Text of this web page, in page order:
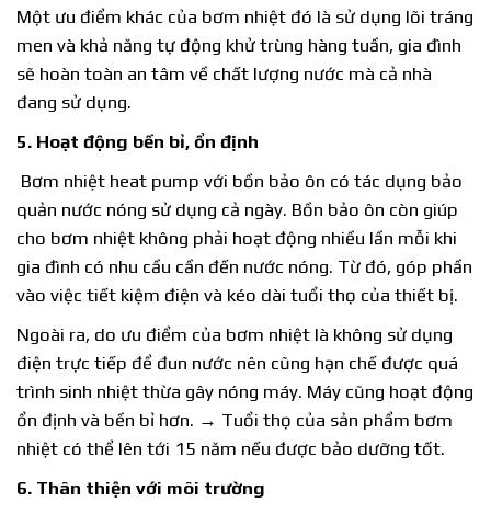
Một ưu điểm khác của bơm nhiệt đó là sử dụng lõi tráng
men và khả năng tự động khử trùng hàng tuần, gia đình
sẽ hoàn toàn an tâm về chất lượng nước mà cả nhà
đang sử dụng.
5. Hoạt động bền bỉ, ổn định
Bơm nhiệt heat pump với bồn bảo ôn có tác dụng bảo
quản nước nóng sử dụng cả ngày. Bồn bảo ôn còn giúp
cho bơm nhiệt không phải hoạt động nhiều lần mỗi khi
gia đình có nhu cầu cần đến nước nóng. Từ đó, góp phần
vào việc tiết kiệm điện và kéo dài tuổi thọ của thiết bị.
Ngoài ra, do ưu điểm của bơm nhiệt là không sử dụng
điện trực tiếp để đun nước nên cũng hạn chế được quá
trình sinh nhiệt thừa gây nóng máy. Máy cũng hoạt động
ổn định và bền bỉ hơn. → Tuổi thọ của sản phẩm bơm
nhiệt có thể lên tới 15 năm nếu được bảo dưỡng tốt.
6. Thân thiện với môi trường